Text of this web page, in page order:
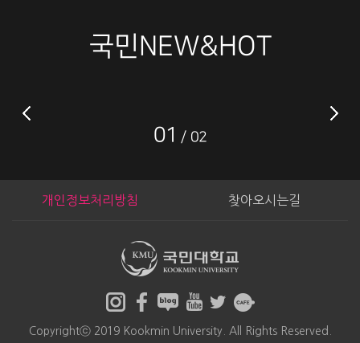
국민NEW&HOT
01 02
개인정보처리방침 찾아오시는길
Copyrightⓒ 2019 Kookmin University. All Rights Reserved.